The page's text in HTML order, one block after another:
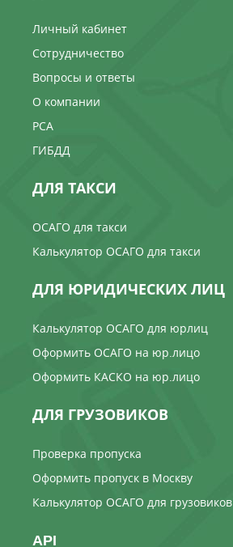
Личный кабинет
Сотрудничество
Вопросы и ответы
О компании
РСА
ГИБДД
ДЛЯ ТАКСИ
ОСАГО для такси
Калькулятор ОСАГО для такси
ДЛЯ ЮРИДИЧЕСКИХ ЛИЦ
Калькулятор ОСАГО для юрлиц
Оформить ОСАГО на юр.лицо
Оформить КАСКО на юр.лицо
ДЛЯ ГРУЗОВИКОВ
Проверка пропуска
Оформить пропуск в Москву
Калькулятор ОСАГО для грузовиков
API